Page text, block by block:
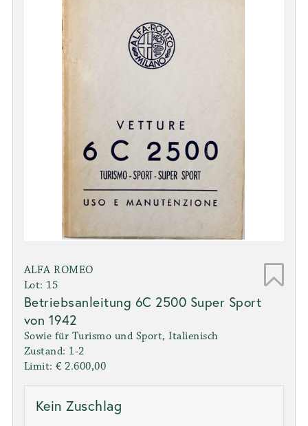
ALFA ROMEO
Lot: 15
Betriebsanleitung 6C 2500 Super Sport
von 1942
Sowie für Turismo und Sport, Italienisch
Zustand: 1-2
Limit: € 2.600,00
Kein Zuschlag